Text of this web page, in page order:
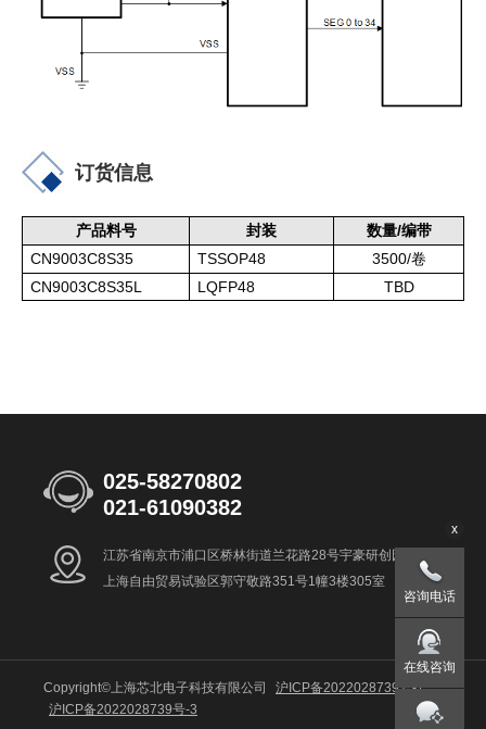
订货信息
产品料号 封装 数量/编带
CN9003C8S35 TSSOP48 3500/卷
CN9003C8S35L LQFP48 TBD
025-58270802
021-61090382
江苏省南京市浦口区桥林街道兰花路28号宇豪研创园8号楼
上海自由贸易试验区郭守敬路351号1幢3楼305室
Copyright©上海芯北电子科技有限公司
沪ICP备2022028739号-1
沪ICP备2022028739号-3
x
咨询电话
在线咨询